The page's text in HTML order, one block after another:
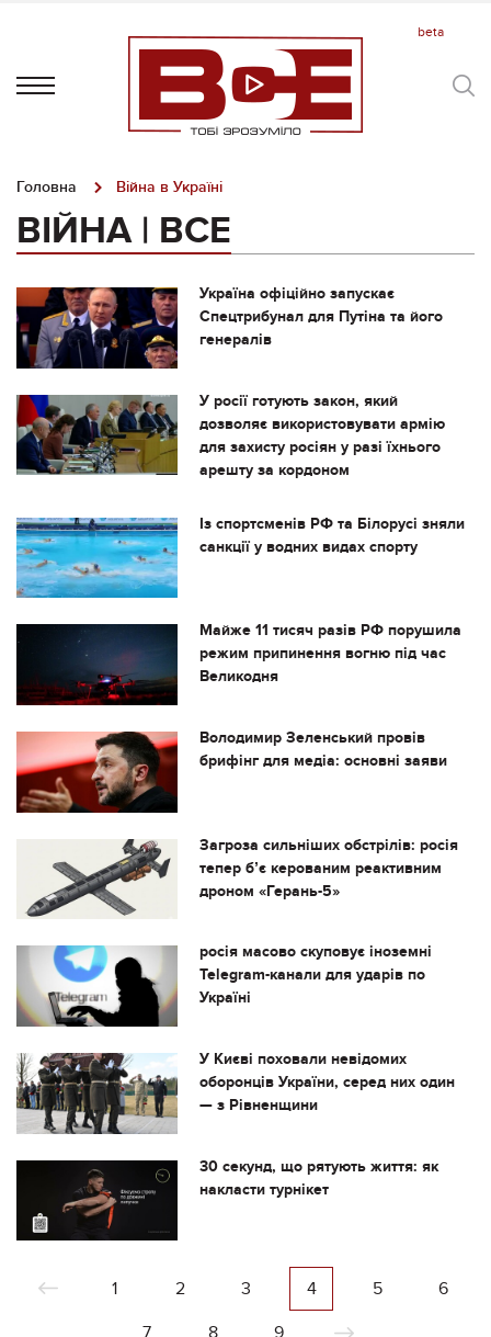
Головна Війна в Україні
ВІЙНА | ВСЕ
Україна офіційно запускає
Спецтрибунал для Путіна та його
генералів
У росії готують закон, який
дозволяє використовувати армію
для захисту росіян у разі їхнього
арешту за кордоном
Із спортсменів РФ та Білорусі зняли
санкції у водних видах спорту
Майже 11 тисяч разів РФ порушила
режим припинення вогню під час
Великодня
Володимир Зеленський провів
брифінг для медіа: основні заяви
Загроза сильніших обстрілів: росія
тепер бʼє керованим реактивним
дроном «Герань-5»
росія масово скуповує іноземні
Telegram-канали для ударів по
Україні
У Києві поховали невідомих
оборонців України, серед них один
— з Рівненщини
30 секунд, що рятують життя: як
накласти турнікет
1 2 3 4 5
6